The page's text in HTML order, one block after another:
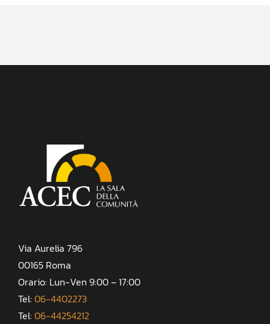
Via Aurelia 796
00165 Roma
Orario: Lun-Ven 9:00 – 17:00
Tel: 06-4402273
Tel: 06-44254212